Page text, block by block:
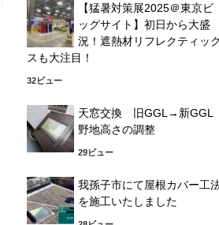
【猛暑対策展2025＠東京ビ
ッグサイト】初日から大盛
況！遮熱材リフレクティック
スも大注目！
32ビュー
天窓交換 旧GGL→新GGL
野地高さの調整
29ビュー
我孫子市にて屋根カバー工
を施工いたしました